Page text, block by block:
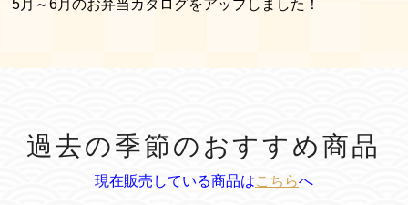
5月～6月のお弁当カタログをアップしました！
過去の季節のおすすめ商品
現在販売している商品はこちらへ